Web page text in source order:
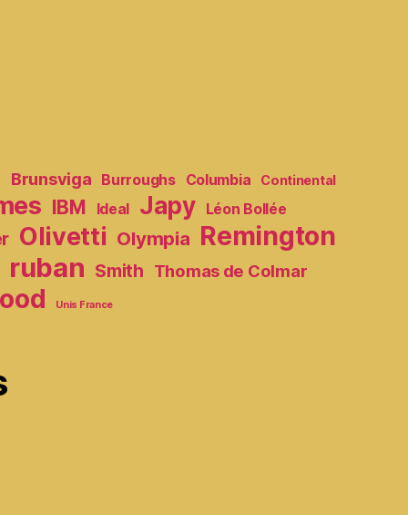
Brunsviga Burroughs Columbia Continental
IBM Ideal Japy Léon Bollée
Olivetti Olympia Remington
ruban Smith Thomas de Colmar
Unis France